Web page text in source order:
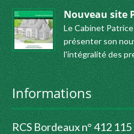
Nouveau site
Le Cabinet
présenter son
l'intégralité des
Informations
RCS Bordeaux n° 412